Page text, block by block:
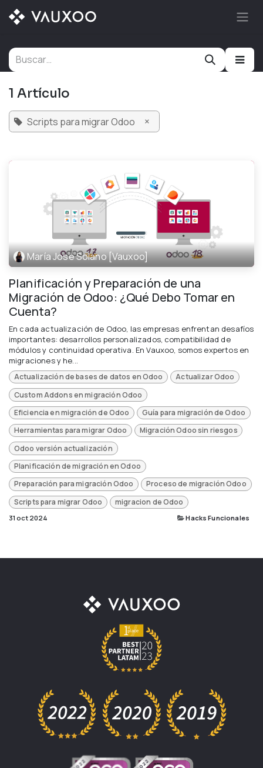
Ir al contenido
1 Artículo
Scripts para migrar Odoo ×
María José Solano [Vauxoo]
Planificación y Preparación de una
Migración de Odoo: ¿Qué Debo Tomar en
Cuenta?
En cada actualización de Odoo, las empresas enfrentan desafíos
importantes: desarrollos personalizados, compatibilidad de
módulos y continuidad operativa. En Vauxoo, somos expertos en
migraciones y he...
Actualización de bases de datos en Odoo
Actualizar Odoo
Custom Addons en migración Odoo
Eficiencia en migración de Odoo
Guía para migración de Odoo
Herramientas para migrar Odoo
Migración Odoo sin riesgos
Odoo versión actualización
Planificación de migración en Odoo
Preparación para migración Odoo
Proceso de migración Odoo
Scripts para migrar Odoo
migracion de Odoo
31 oct 2024 Hacks Funcionales